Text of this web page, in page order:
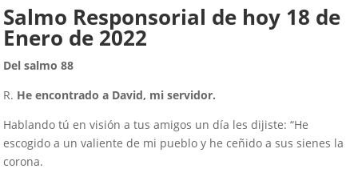
Salmo Responsorial de hoy 18 de
Enero de 2022
Del salmo 88
R. He encontrado a David, mi servidor.
Hablando tú en visión a tus amigos un día les dijiste: “He
escogido a un valiente de mi pueblo y he ceñido a sus sienes la
corona.